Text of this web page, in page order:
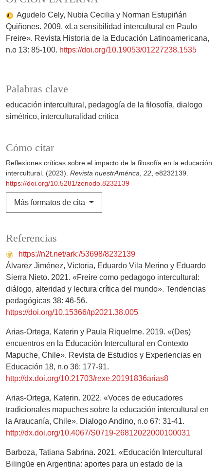
Palabras clave
educación intercultural pedagogía de la filosofía dialogo
simétrico interculturalidad crítica
Agudelo Cely, Nubia Cecilia y Norman Estupiñán
Quiñones. 2009. «La sensibilidad intercultural en Paulo
Freire». Revista Historia de la Educación Latinoamericana,
n.o 13: 85-100. https://doi.org/10.19053/01227238.1535
Cómo citar
Reflexiones críticas sobre el impacto de la filosofía en la educación
intercultural. (2023). Revista nuestrAmérica, 22, e8232139.
https://doi.org/10.5281/zenodo.8232139
Más formatos de cita
Referencias
https://n2t.net/ark:/53698/8232139
Álvarez Jiménez, Victoria, Eduardo Vila Merino y Eduardo
Sierra Nieto. 2021. «Freire como pedagogo intercultural:
diálogo, alteridad y lectura crítica del mundo». Tendencias
pedagógicas 38: 46-56.
https://doi.org/10.15366/tp2021.38.005
Arias-Ortega, Katerin y Paula Riquelme. 2019. «(Des)
encuentros en la Educación Intercultural en Contexto
Mapuche, Chile». Revista de Estudios y Experiencias en
Educación 18, n.o 36: 177-91.
http://dx.doi.org/10.21703/rexe.20191836arias8
Arias-Ortega, Katerin. 2022. «Voces de educadores
tradicionales mapuches sobre la educación intercultural en
la Araucanía, Chile». Dialogo Andino, n.o 67: 31-41.
http://dx.doi.org/10.4067/S0719-26812022000100031
Barboza, Tatiana Sabrina. 2021. «Educación Intercultural
Bilingüe en Argentina: aportes para un estado de la